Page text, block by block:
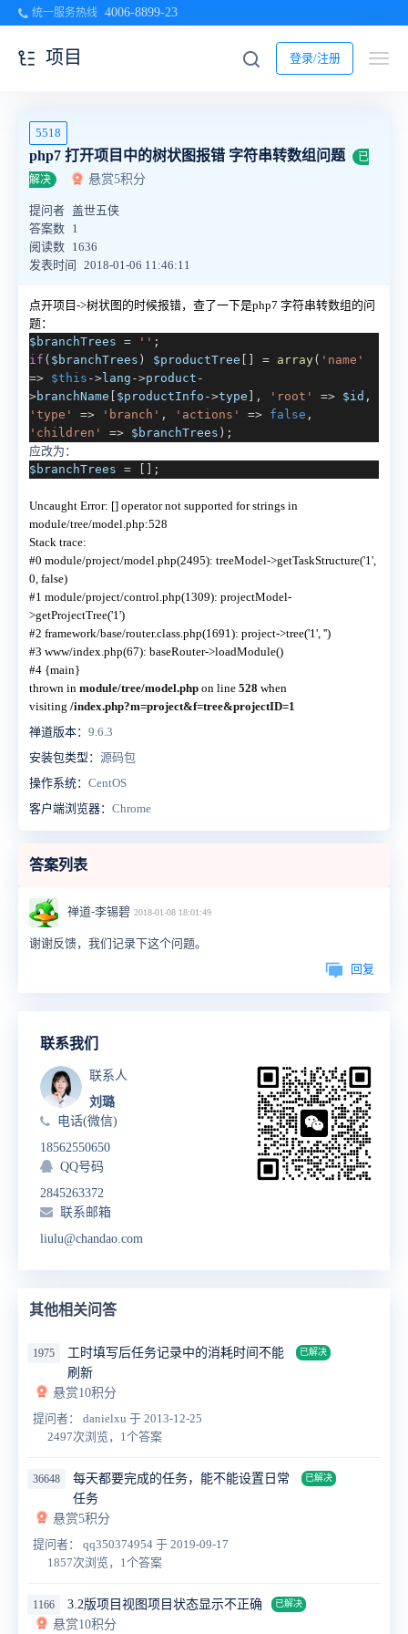
统一服务热线 4006-8899-23
登录/注册
项目
5518
php7 打开项目中的树状图报错 字符串转数组问题
已
解决
悬赏5积分
提问者 盖世五侠
答案数 1
阅读数 1636
发表时间
2018-01-06 11:46:11
点开项目->树状图的时候报错，查了一下是php7 字符串转数组的问
题：
$branchTrees = '' ;
if ( $branchTrees ) $productTree [] = array( 'name'
=> $this ->lang ->product -
>branchName $productInfo ->type ], 'root' => $id ,
'type'
=> 'branch' , 'actions' => false ,
'children'
=> $branchTrees );
应改为：
$branchTrees = [];
Uncaught Error: [] operator not supported for strings in
module/tree/model.php:528
Stack trace:
#0 module/project/model.php(2495): treeModel->getTaskStructure('1',
0, false)
#1 module/project/control.php(1309): projectModel-
>getProjectTree('1')
#2 framework/base/router.class.php(1691): project->tree('1', '')
#3 www/index.php(67): baseRouter->loadModule()
#4 {main}
thrown in module/tree/model.php on line 528 when
visiting /index.php?m=project&f=tree&projectID=1
禅道版本： 9.6.3
安装包类型： 源码包
操作系统： CentOS
客户端浏览器： Chrome
答案列表
禅道-李锡碧 2018-01-08 18:01:49
谢谢反馈，我们记录下这个问题。
回复
联系我们
联系人
刘璐
电话(微信)
18562550650
QQ号码
2845263372
联系邮箱
liulu@chandao.com
其他相关问答
1975
工时填写后任务记录中的消耗时间不能
刷新
已解决
悬赏10积分
提问者： danielxu 于 2013-12-25
2497次浏览，1个答案
36648
每天都要完成的任务，能不能设置日常
任务
已解决
悬赏5积分
提问者： qq350374954 于 2019-09-17
1857次浏览，1个答案
1166 3.2版项目视图项目状态显示不正确 已解决
悬赏10积分